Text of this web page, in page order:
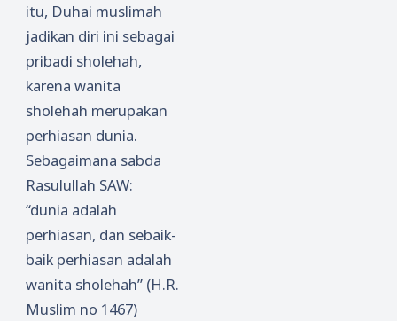
itu, Duhai muslimah
jadikan diri ini sebagai
pribadi sholehah,
karena wanita
sholehah merupakan
perhiasan dunia.
Sebagaimana sabda
Rasulullah SAW:
“dunia adalah
perhiasan, dan sebaik-
baik perhiasan adalah
wanita sholehah” (H.R.
Muslim no 1467)